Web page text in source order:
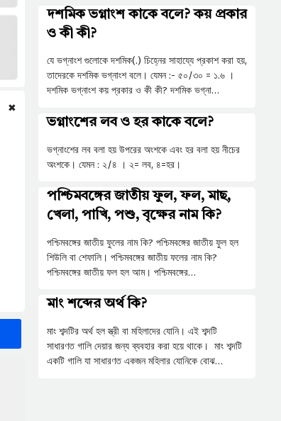
✖
দশমিক ভগ্নাংশ কাকে বলে? কয় প্রকার
ও কী কী?
যে ভগ্নাংশ গুলোকে দশমিক(.) চিহ্নের সাহায্যে প্রকাশ করা হয়,
তাদেরকে দশমিক ভগ্নাংশ বলে। যেমন :- ৫০/৩০ = ১.৬ ।
দশমিক ভগ্নাংশ কয় প্রকার ও কী কী? দশমিক ভগ্না…
ভগ্নাংশের লব ও হর কাকে বলে?
ভগ্নাংশের লব বলা হয় উপরের অংশকে এবং হর বলা হয় নীচের
অংশকে। যেমন : ২/৪ । ২= লব, ৪=হর।
পশ্চিমবঙ্গের জাতীয় ফুল, ফল, মাছ,
খেলা, পাখি, পশু, বৃক্ষের নাম কি?
পশ্চিমবঙ্গের জাতীয় ফুলের নাম কি? পশ্চিমবঙ্গের জাতীয় ফুল হল
শিউলি বা শেফালি। পশ্চিমবঙ্গের জাতীয় ফলের নাম কি?
পশ্চিমবঙ্গের জাতীয় ফল হল আম। পশ্চিমবঙ্গের…
মাং শব্দের অর্থ কি?
মাং শব্দটির অর্থ হল স্ত্রী বা মহিলাদের যোনি। এই শব্দটি
সাধারণত গালি দেয়ার জন্য ব্যবহার করা হয়ে থাকে। মাং শব্দটি
একটি গালি যা সাধারণত একজন মহিলার যোনিকে বোঝ…